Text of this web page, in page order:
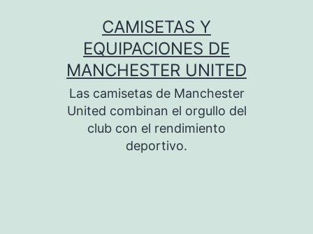
CAMISETAS Y
EQUIPACIONES DE
MANCHESTER UNITED
Las camisetas de Manchester
United combinan el orgullo del
club con el rendimiento
deportivo.